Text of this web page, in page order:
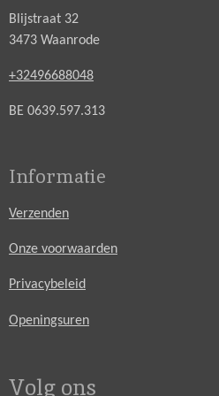
Blijstraat 32
3473 Waanrode
+32496688048
BE 0639.597.313
Informatie
Verzenden
Onze voorwaarden
Privacybeleid
Openingsuren
Volg ons